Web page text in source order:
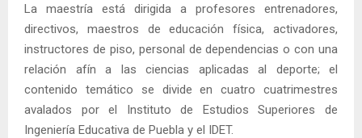
La maestría está dirigida a profesores entrenadores,
directivos, maestros de educación física, activadores,
instructores de piso, personal de dependencias o con una
relación afín a las ciencias aplicadas al deporte; el
contenido temático se divide en cuatro cuatrimestres
avalados por el Instituto de Estudios Superiores de
Ingeniería Educativa de Puebla y el IDET.